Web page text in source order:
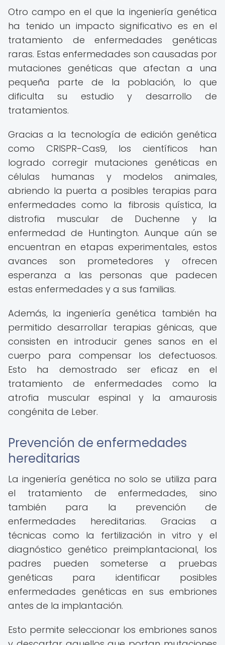
Otro campo en el que la ingeniería genética
ha tenido un impacto significativo es en el
tratamiento de enfermedades genéticas
raras. Estas enfermedades son causadas por
mutaciones genéticas que afectan a una
pequeña parte de la población, lo que
dificulta su estudio y desarrollo de
tratamientos.
Gracias a la tecnología de edición genética
como CRISPR-Cas9, los científicos han
logrado corregir mutaciones genéticas en
células humanas y modelos animales,
abriendo la puerta a posibles terapias para
enfermedades como la fibrosis quística, la
distrofia muscular de Duchenne y la
enfermedad de Huntington. Aunque aún se
encuentran en etapas experimentales, estos
avances son prometedores y ofrecen
esperanza a las personas que padecen
estas enfermedades y a sus familias.
Además, la ingeniería genética también ha
permitido desarrollar terapias génicas, que
consisten en introducir genes sanos en el
cuerpo para compensar los defectuosos.
Esto ha demostrado ser eficaz en el
tratamiento de enfermedades como la
atrofia muscular espinal y la amaurosis
congénita de Leber.
Prevención de enfermedades
hereditarias
La ingeniería genética no solo se utiliza para
el tratamiento de enfermedades, sino
también para la prevención de
enfermedades hereditarias. Gracias a
técnicas como la fertilización in vitro y el
diagnóstico genético preimplantacional, los
padres pueden someterse a pruebas
genéticas para identificar posibles
enfermedades genéticas en sus embriones
antes de la implantación.
Esto permite seleccionar los embriones sanos